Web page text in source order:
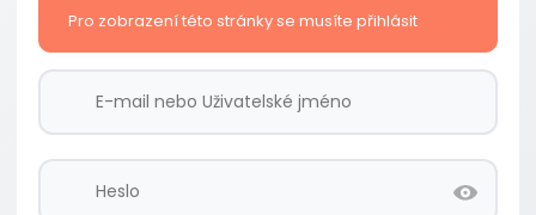
Pro zobrazení této stránky se musíte přihlásit